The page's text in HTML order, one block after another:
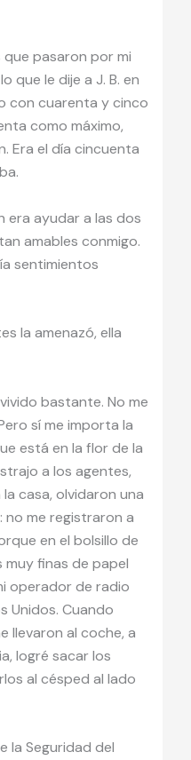
que pasaron por mi
que le dije a J. B. en
con cuarenta y cinco
como máximo,
Era el día cincuenta
era ayudar a las dos
amables conmigo.
sentimientos
la amenazó, ella
bastante. No me
sí me importa la
está en la flor de la
a los agentes,
casa, olvidaron una
no me registraron a
en el bolsillo de
muy finas de papel
operador de radio
Unidos. Cuando
llevaron al coche, a
logré sacar los
al césped al lado
la Seguridad del